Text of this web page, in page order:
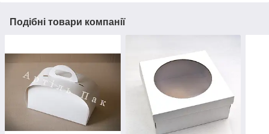
Подібні товари компанії